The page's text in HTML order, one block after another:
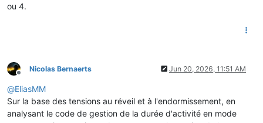
ou 4.
Offline
Nicolas Bernaerts Jun 20, 2026, 11:51 AM
@EliasMM
Sur la base des tensions au réveil et à l'endormissement, en
analysant le code de gestion de la durée d'activité en mode